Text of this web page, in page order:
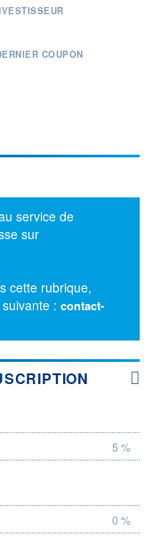
COUPON
service de
sur
cette rubrique,
: contact-
5 %
0 %